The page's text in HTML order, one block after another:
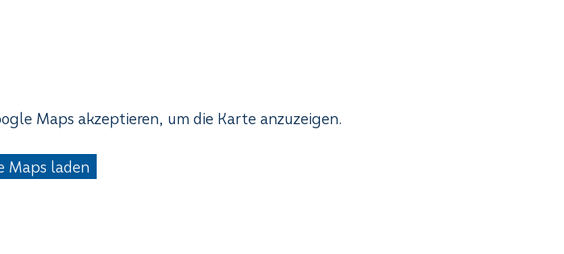
Maps akzeptieren, um die Karte anzuzeigen.
Maps laden